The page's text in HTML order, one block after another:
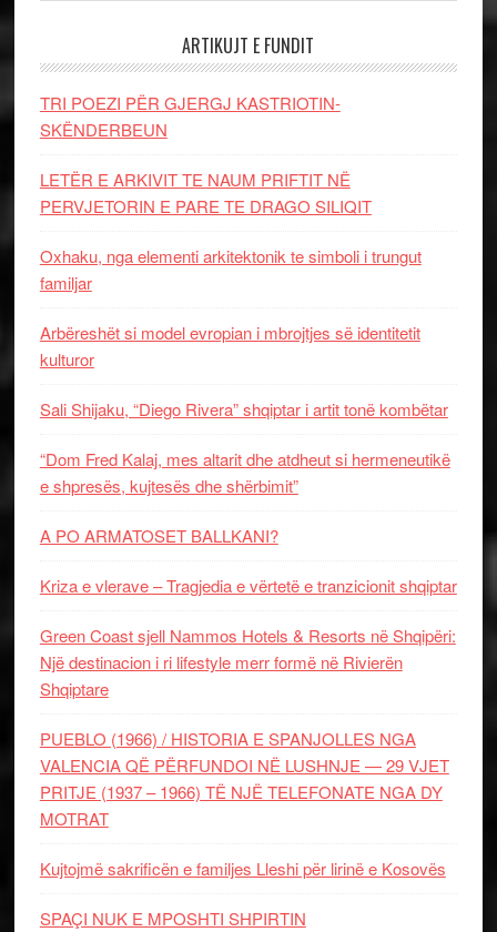
ARTIKUJT E FUNDIT
TRI POEZI PËR GJERGJ KASTRIOTIN-
SKËNDERBEUN
LETËR E ARKIVIT TE NAUM PRIFTIT NË
PERVJETORIN E PARE TE DRAGO SILIQIT
Oxhaku, nga elementi arkitektonik te simboli i trungut
familjar
Arbëreshët si model evropian i mbrojtjes së identitetit
kulturor
Sali Shijaku, “Diego Rivera” shqiptar i artit tonë kombëtar
“Dom Fred Kalaj, mes altarit dhe atdheut si hermeneutikë
e shpresës, kujtesës dhe shërbimit”
A PO ARMATOSET BALLKANI?
Kriza e vlerave – Tragjedia e vërtetë e tranzicionit shqiptar
Green Coast sjell Nammos Hotels & Resorts në Shqipëri:
Një destinacion i ri lifestyle merr formë në Rivierën
Shqiptare
PUEBLO (1966) / HISTORIA E SPANJOLLES NGA
VALENCIA QË PËRFUNDOI NË LUSHNJE — 29 VJET
PRITJE (1937 – 1966) TË NJË TELEFONATE NGA DY
MOTRAT
Kujtojmë sakrificën e familjes Lleshi për lirinë e Kosovës
SPAÇI NUK E MPOSHTI SHPIRTIN